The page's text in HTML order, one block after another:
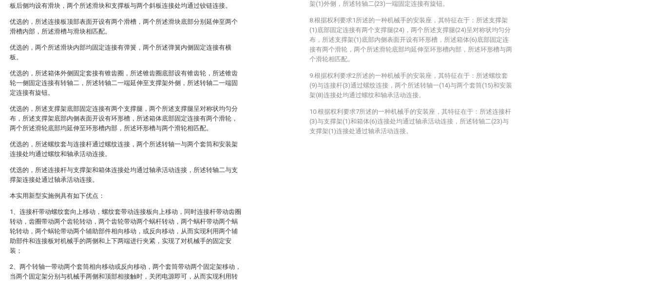
板后侧均设有滑块，两个所述滑块和支撑板与两个斜板连接处均通过铰链连接。
优选的，所述连接板顶部表面开设有两个滑槽，两个所述滑块底部分别延伸至两个
滑槽内部，所述滑槽与滑块相匹配。
优选的，两个所述滑块内部均固定连接有弹簧，两个所述弹簧内侧固定连接有横
板。
优选的，所述箱体外侧固定套接有锥齿圈，所述锥齿圈底部设有锥齿轮，所述锥齿
轮一侧固定连接有转轴二，所述转轴二一端延伸至支撑架外侧，所述转轴二一端固
定连接有旋钮。
优选的，所述支撑架底部固定连接有两个支撑腿，两个所述支撑腿呈对称状均匀分
布，所述支撑架底部内侧表面开设有环形槽，所述箱体底部固定连接有两个滑轮，
两个所述滑轮底部均延伸至环形槽内部，所述环形槽与两个滑轮相匹配。
优选的，所述螺纹套与连接杆通过螺纹连接，两个所述转轴一与两个套筒和安装架
连接处均通过螺纹和轴承活动连接。
优选的，所述连接杆与支撑架和箱体连接处均通过轴承活动连接，所述转轴二与支
撑架连接处通过轴承活动连接。
本实用新型实施例具有如下优点：
1、连接杆带动螺纹套向上移动，螺纹套带动连接板向上移动，同时连接杆带动齿圈
转动，齿圈带动两个齿轮转动，两个齿轮带动两个蜗杆转动，两个蜗杆带动两个蜗
轮转动，两个蜗轮带动两个辅助部件相向移动，或反向移动，从而实现利用两个辅
助部件和连接板对机械手的两侧和上下两端进行夹紧，实现了对机械手的固定安
装；
2、两个转轴一带动两个套筒相向移动或反向移动，两个套筒带动两个固定架移动，
当两个固定架分别与机械手两侧和顶部相接触时，关闭电源即可，从而实现利用转
架(1)外侧，所述转轴二(23)一端固定连接有旋钮。
8.根据权利要求1所述的一种机械手的安装座，其特征在于：所述支撑架
(1)底部固定连接有两个支撑腿(24)，两个所述支撑腿(24)呈对称状均匀分
布，所述支撑架(1)底部内侧表面开设有环形槽，所述箱体(6)底部固定连
接有两个滑轮，两个所述滑轮底部均延伸至环形槽内部，所述环形槽与两
个滑轮相匹配。
9.根据权利要求2所述的一种机械手的安装座，其特征在于：所述螺纹套
(9)与连接杆(3)通过螺纹连接，两个所述转轴一(14)与两个套筒(15)和安装
架(8)连接处均通过螺纹和轴承活动连接。
10.根据权利要求7所述的一种机械手的安装座，其特征在于：所述连接杆
(3)与支撑架(1)和箱体(6)连接处均通过轴承活动连接，所述转轴二(23)与
支撑架(1)连接处通过轴承活动连接。